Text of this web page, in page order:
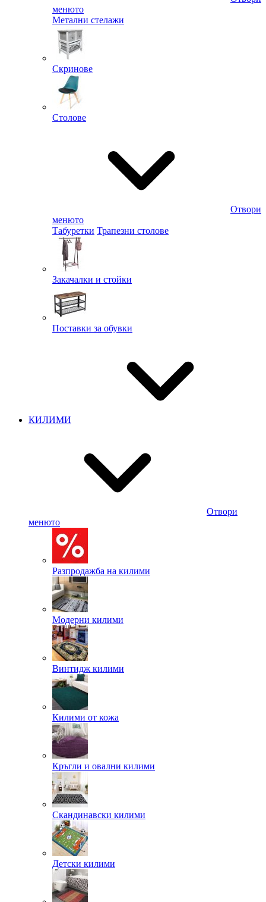
менюто
Метални стелажи
Скринове
Столове
Отвори
менюто
Табуретки Трапезни столове
Закачалки и стойки
Поставки за обувки
КИЛИМИ
Отвори
менюто
Разпродажба на килими
Модерни килими
Винтидж килими
Килими от кожа
Кръгли и овални килими
Скандинавски килими
Детски килими